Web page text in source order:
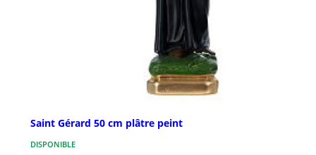
Saint Gérard 50 cm plâtre peint
DISPONIBLE